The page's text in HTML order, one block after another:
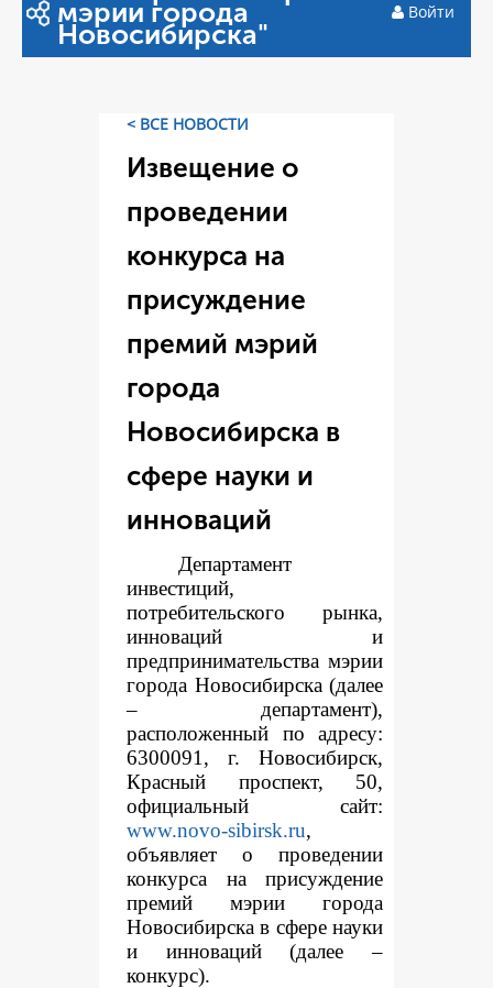
мэрии города
Новосибирска"
Войти
< ВСЕ НОВОСТИ
Извещение о
проведении
конкурса на
присуждение
премий мэрий
города
Новосибирска в
сфере науки и
инноваций
Департамент
инвестиций,
потребительского рынка,
инноваций и
предпринимательства мэрии
города Новосибирска (далее
– департамент),
расположенный по адресу:
6300091, г. Новосибирск,
Красный проспект, 50,
официальный сайт:
www.novo-sibirsk.ru,
объявляет о проведении
конкурса на присуждение
премий мэрии города
Новосибирска в сфере науки
и инноваций (далее –
конкурс).